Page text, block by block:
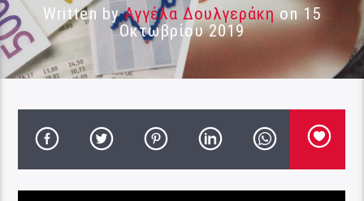
Written byΑγγέλα Δουλγεράκηon 15
Οκτωβρίου 2019